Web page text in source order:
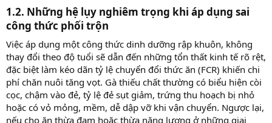
1.2. Những hệ lụy nghiêm trọng khi áp dụng sai
công thức phối trộn​
Việc áp dụng một công thức dinh dưỡng rập khuôn, không
thay đổi theo độ tuổi sẽ dẫn đến những tổn thất kinh tế rõ rệt,
đặc biệt làm kéo dãn tỷ lệ chuyển đổi thức ăn (FCR) khiến chi
phí chăn nuôi tăng vọt. Gà thiếu chất thường có biểu hiện còi
cọc, chậm vào đẻ, tỷ lệ đẻ sụt giảm, trứng thu hoạch bị nhỏ
hoặc có vỏ mỏng, mềm, dễ dập vỡ khi vận chuyển. Ngược lại,
nếu cho ăn thừa đạm hoặc thừa năng lượng ở những giai